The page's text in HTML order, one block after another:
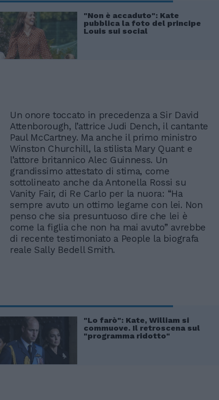
"Non è accaduto": Kate
pubblica la foto del principe
Louis sui social
Un onore toccato in precedenza a Sir David
Attenborough, l’attrice Judi Dench, il cantante
Paul McCartney. Ma anche il primo ministro
Winston Churchill, la stilista Mary Quant e
l’attore britannico Alec Guinness. Un
grandissimo attestato di stima, come
sottolineato anche da Antonella Rossi su
Vanity Fair, di Re Carlo per la nuora: “Ha
sempre avuto un ottimo legame con lei. Non
penso che sia presuntuoso dire che lei è
come la figlia che non ha mai avuto” avrebbe
di recente testimoniato a People la biografa
reale Sally Bedell Smith.
"Lo farò": Kate, William si
commuove. Il retroscena sul
"programma ridotto"